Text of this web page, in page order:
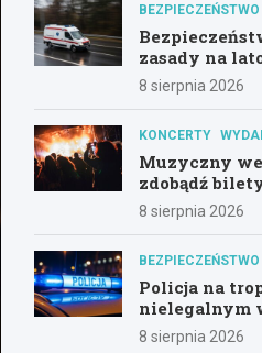
BEZPIECZEŃSTWO
zasady na
8 sierpnia 2026
KONCERTY
Muzyczny
zdobądź
Alternatywny
8 sierpnia 2026
BEZPIECZEŃSTWO
Policja na
nielegalnym
Hali Olivia
8 sierpnia 2026